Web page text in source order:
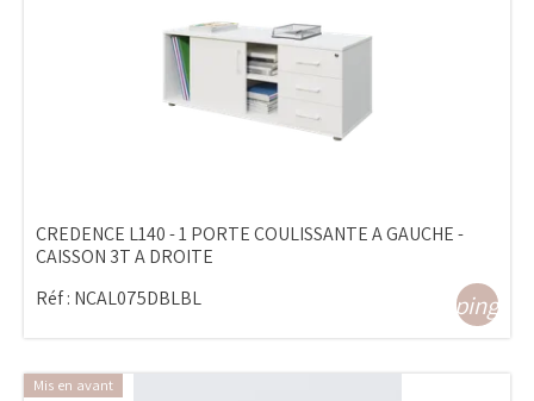
CREDENCE L140 - 1 PORTE COULISSANTE A GAUCHE -
CAISSON 3T A DROITE
Réf : NCAL075DBLBL
Mis en avant